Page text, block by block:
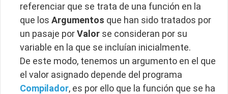
referenciar que se trata de una función en la
que los Argumentos que han sido tratados por
un pasaje porValor se consideran por su
variable en la que se incluían inicialmente.
De este modo, tenemos un argumento en el que
el valor asignado depende del programa
Compilador, es por ello que la función que se ha